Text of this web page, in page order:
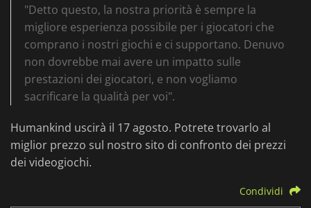
"Detto questo, la nostra priorità è sempre la
migliore esperienza possibile per i giocatori che
comprano i nostri giochi e ci supportano. Denuvo
non dovrebbe mai avere un impatto sulle
prestazioni dei giocatori, e non vogliamo
sacrificare la qualità per voi".
Humankind uscirà il 17 agosto. Potrete trovarlo al
miglior prezzo sul nostro sito di confronto dei prezzi
dei videogiochi.
Condividi